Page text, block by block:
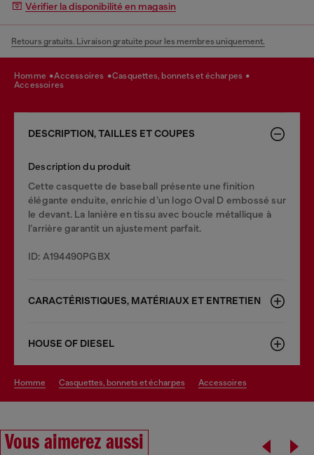
Vérifier la disponibilité en magasin
Retours gratuits. Livraison gratuite pour les membres uniquement.
homme accessoires
casquettes, bonnets et écharpes
accessoires
DESCRIPTION, TAILLES ET COUPES
Description du produit
Cette casquette de baseball présente une finition
élégante enduite, enrichie d’un logo Oval D embossé sur
le devant. La lanière en tissu avec boucle métallique à
l’arrière garantit un ajustement parfait.
ID: A194490PGBX
CARACTÉRISTIQUES, MATÉRIAUX ET ENTRETIEN
HOUSE OF DIESEL
homme casquettes, bonnets et écharpes accessoires
Vous aimerez aussi